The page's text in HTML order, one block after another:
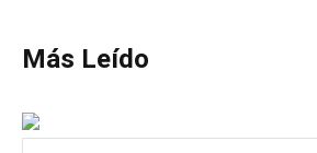
Más Leído